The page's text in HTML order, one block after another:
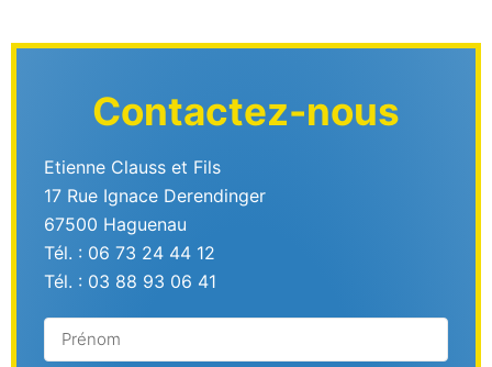
Contactez-nous
Etienne Clauss et Fils
17 Rue Ignace Derendinger
67500 Haguenau
Tél. : 06 73 24 44 12
Tél. : 03 88 93 06 41